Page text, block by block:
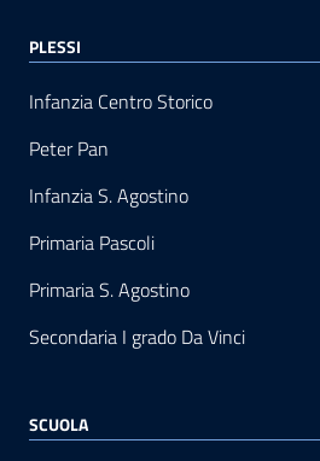
PLESSI
Infanzia Centro Storico
Peter Pan
Infanzia S. Agostino
Primaria Pascoli
Primaria S. Agostino
Secondaria I grado Da Vinci
SCUOLA